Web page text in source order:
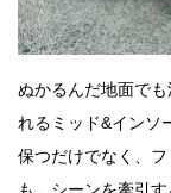
ぬかるんだ地面で
れるミッド&インソ
保つだけでなく、